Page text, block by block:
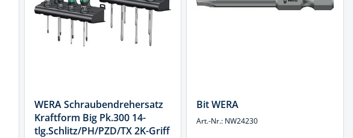
WERA Schraubendrehersatz
Kraftform Big Pk.300 14-
tlg.Schlitz/PH/PZD/TX 2K-Griff
Bit WERA
Art.-Nr.: NW24230